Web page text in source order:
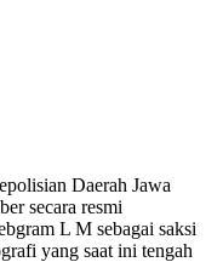
Daerah Jawa
secara resmi
L M sebagai saksi
yang saat ini tengah